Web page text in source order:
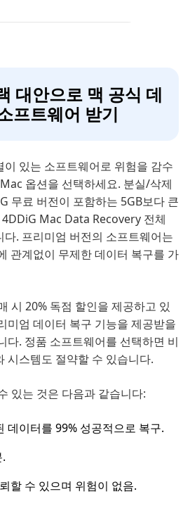
대안으로 맥 공식 데
프트웨어 받기
있는 소프트웨어로 위험을 감수
옵션을 선택하세요. 분실/삭제
무료 버전이 포함하는 5GB보다 큰
Mac Data Recovery 전체
. 프리미엄 버전의 소프트웨어는
관계없이 무제한 데이터 복구를 가
시 20% 독점 할인을 제공하고 있
미엄 데이터 복구 기능을 제공받을
다. 정품 소프트웨어를 선택하면 비
시스템도 절약할 수 있습니다.
있는 것은 다음과 같습니다:
데이터를 99% 성공적으로 복구.
할 수 있으며 위험이 없음.